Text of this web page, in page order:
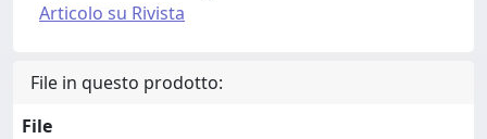
Articolo su Rivista
File in questo prodotto:
File